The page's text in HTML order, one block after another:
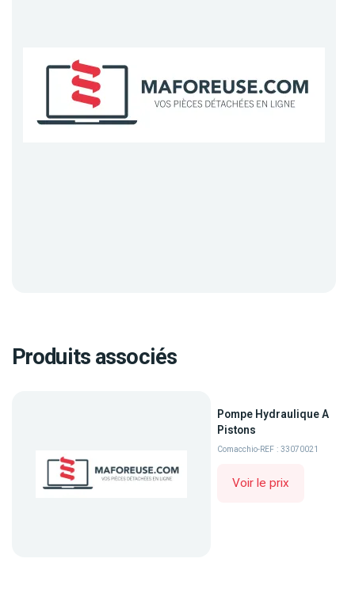
Produits associés
Pompe Hydraulique A
Pistons
Comacchio-REF : 33070021
Voir le prix